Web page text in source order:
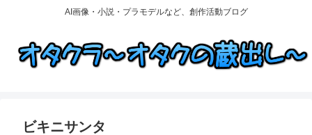
AI画像・小説・プラモデルなど、創作活動ブログ
ビキニサンタ